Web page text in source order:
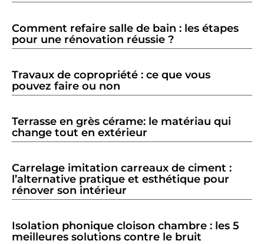
Comment refaire salle de bain : les étapes
pour une rénovation réussie ?
Travaux de copropriété : ce que vous
pouvez faire ou non
Terrasse en grès cérame: le matériau qui
change tout en extérieur
Carrelage imitation carreaux de ciment :
l’alternative pratique et esthétique pour
rénover son intérieur
Isolation phonique cloison chambre : les 5
meilleures solutions contre le bruit